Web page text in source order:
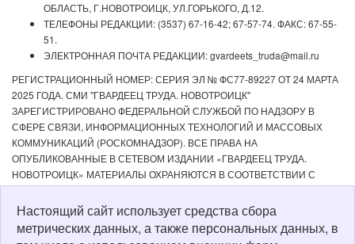
ОБЛАСТЬ, Г.НОВОТРОИЦК, УЛ.ГОРЬКОГО, Д.12.
ТЕЛЕФОНЫ РЕДАКЦИИ: (3537) 67-16-42; 67-57-74. ФАКС: 67-55-
51.
ЭЛЕКТРОННАЯ ПОЧТА РЕДАКЦИИ: gvardeets_truda@mail.ru
РЕГИСТРАЦИОННЫЙ НОМЕР: СЕРИЯ ЭЛ № ФС77-89227 ОТ 24 МАРТА
2025 ГОДА. СМИ "ГВАРДЕЕЦ ТРУДА. НОВОТРОИЦК"
ЗАРЕГИСТРИРОВАНО ФЕДЕРАЛЬНОЙ СЛУЖБОЙ ПО НАДЗОРУ В
СФЕРЕ СВЯЗИ, ИНФОРМАЦИОННЫХ ТЕХНОЛОГИЙ И МАССОВЫХ
КОММУНИКАЦИЙ (РОСКОМНАДЗОР). ВСЕ ПРАВА НА
ОПУБЛИКОВАННЫЕ В СЕТЕВОМ ИЗДАНИИ «ГВАРДЕЕЦ ТРУДА.
НОВОТРОИЦК» МАТЕРИАЛЫ ОХРАНЯЮТСЯ В СООТВЕТСТВИИ С
ЗАКОНОДАТЕЛЬСТВОМ РФ. ЛЮБОЕ ИСПОЛЬЗОВАНИЕ МАТЕРИАЛОВ
ДОПУСКАЕТСЯ ТОЛЬКО ПО СОГЛАСОВАНИЮ С РЕДАКЦИЕЙ С
ОБЯЗАТЕЛЬНОЙ АКТИВНОЙ ССЫЛКОЙ НА ИСТОЧНИК. РЕДАКЦИЯ НЕ
НЕСЕТ ОТВЕТСТВЕННОСТИ ЗА ДОСТОВЕРНОСТЬ РЕКЛАМНЫХ
Настоящий сайт использует средства сбора
метрических данных, а также персональных данных, в